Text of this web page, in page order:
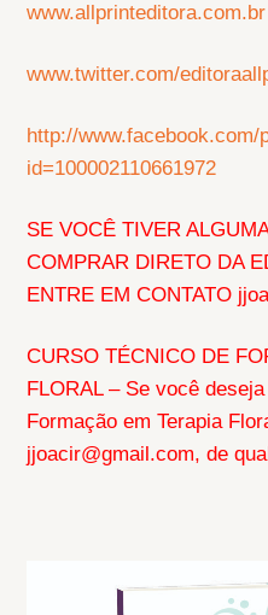
www.allprinteditora.com.br
www.twitter.com/
http://www.facebook.com/
id=100002110661972
SE VOCÊ TIVER
COMPRAR DIRETO DA
ENTRE EM CONTATO
CURSO TÉCNICO DE
FLORAL – Se você
Formação em Terapia
jjoacir@gmail.com, de